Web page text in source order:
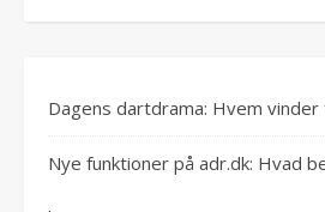
Dagens dartdrama: Hvem
Nye funktioner på adr.dk: Hvad